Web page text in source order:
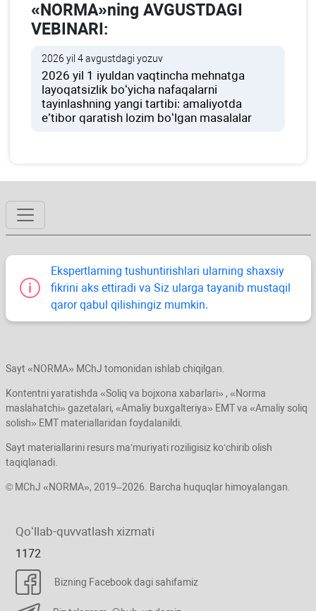
«NORMA»ning AVGUSTDAGI
VEBINARI:
2026 yil 4 avgustdagi yozuv
2026 yil 1 iyuldan vaqtincha mehnatga
layoqatsizlik boʻyicha nafaqalarni
tayinlashning yangi tartibi: amaliyotda
e’tibor qaratish lozim boʻlgan masalalar
Ekspertlarning tushuntirishlari ularning shaхsiy
fikrini aks ettiradi va Siz ularga tayanib mustaqil
qaror qabul qilishingiz mumkin.
Sayt «NORMA» MChJ tomonidan ishlab chiqilgan.
Kontentni yaratishda «Soliq va bojхona хabarlari» , «Norma
maslahatchi» gazetalari, «Amaliy buхgalteriya» EMT va «Amaliy soliq
solish» EMT materiallaridan foydalanildi.
Sayt materiallarini resurs ma’muriyati roziligisiz koʻchirib olish
taqiqlanadi.
© MChJ «NORMA», 2019–2026. Barcha huquqlar himoyalangan.
Qoʻllab-quvvatlash хizmati
1172
Bizning Facebook dagi sahifamiz